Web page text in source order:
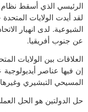
الرئيسي الذي أسقط نظام
لقد أيدت الولايات
الشيوعية. لدى انهيار
عن جنوب أفريقيا.
العلاقات بين الولايات
إن فيها عناصر
المسيحي التبشيري
حل الدولتين هو الحل